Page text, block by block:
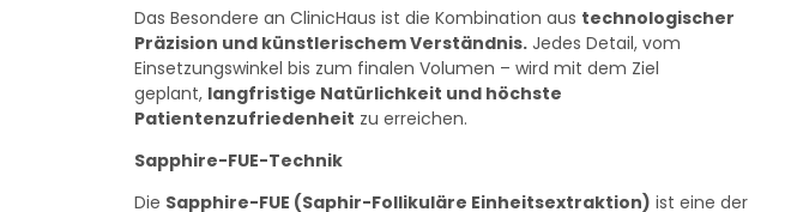
Das Besondere an ClinicHaus ist die Kombination aus technologischer
Präzision und künstlerischem Verständnis. Jedes Detail, vom
Einsetzungswinkel bis zum finalen Volumen – wird mit dem Ziel
geplant, langfristige Natürlichkeit und höchste
Patientenzufriedenheit zu erreichen.
Sapphire-FUE-Technik
Die Sapphire-FUE (Saphir-Follikuläre Einheitsextraktion) ist eine der